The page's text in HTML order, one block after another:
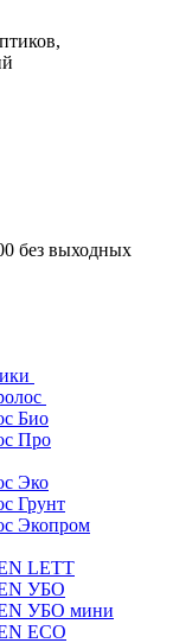
без выходных
Био
Про
Эко
Грунт
Экопром
LETT
УБО
УБО мини
ECO